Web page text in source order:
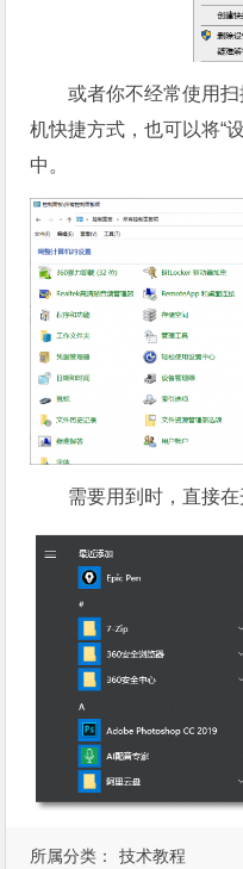
或者你不经常使用
机快捷方式，也可以将“
中。
需要用到时，直接在
所属分类： 技术教程